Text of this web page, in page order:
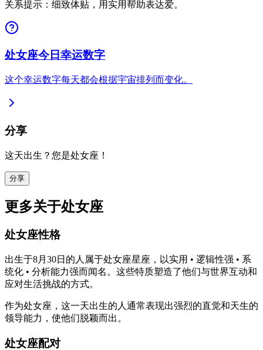
关系提示：细致体贴，用实用帮助表达爱。
处女座今日幸运数字
这个幸运数字每天都会根据宇宙排列而变化。
分享
这天出生？您是处女座！
分享
更多关于处女座
处女座性格
出生于8月30日的人属于处女座星座，以实用 • 逻辑性强 • 系
统化 • 分析能力强而闻名。这些特质塑造了他们与世界互动和
应对生活挑战的方式。
作为处女座，这一天出生的人通常表现出强烈的直觉和天生的
领导能力，使他们脱颖而出。
处女座配对